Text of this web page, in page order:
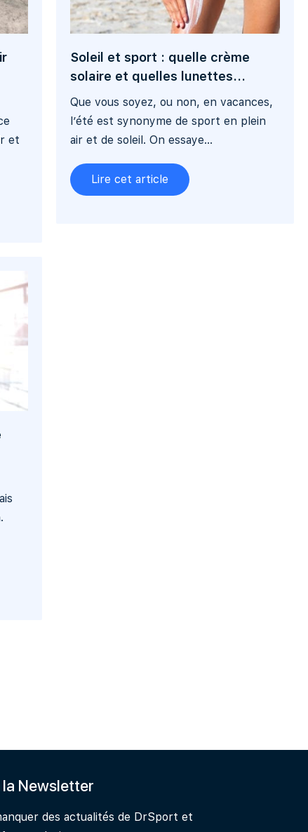
et
Soleil et sport : quelle crème
solaire et quelles lunettes...
Que vous soyez, ou non, en vacances,
l’été est synonyme de sport en plein
air et de soleil. On essaye...
Lire cet article
Newsletter
des actualités de DrSport et